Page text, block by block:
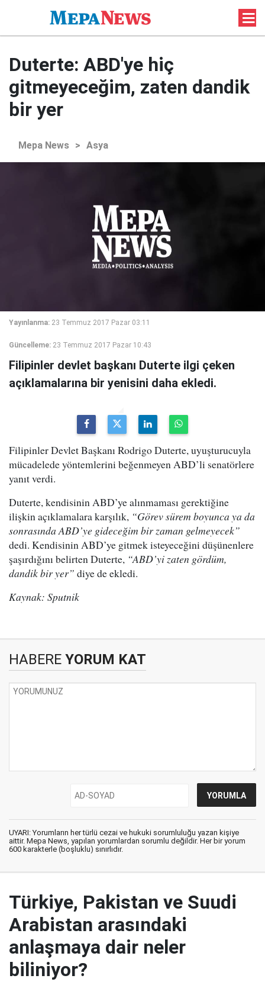
Duterte: ABD'ye hiç
gitmeyeceğim, zaten dandik
bir yer
Mepa News > Asya
Yayınlanma: 23 Temmuz 2017 Pazar 03:11
Güncelleme: 23 Temmuz 2017 Pazar 10:43
Filipinler devlet başkanı Duterte ilgi çeken
açıklamalarına bir yenisini daha ekledi.
Filipinler Devlet Başkanı Rodrigo Duterte, uyuşturucuyla
mücadelede yöntemlerini beğenmeyen ABD’li senatörlere
yanıt verdi.
Duterte, kendisinin ABD’ye alınmaması gerektiğine
ilişkin açıklamalara karşılık, “Görev sürem boyunca ya da
sonrasında ABD’ye gideceğim bir zaman gelmeyecek”
dedi. Kendisinin ABD’ye gitmek isteyeceğini düşünenlere
şaşırdığını belirten Duterte, “ABD’yi zaten gördüm,
dandik bir yer” diye de ekledi.
Kaynak: Sputnik
HABERE YORUM KAT
UYARI: Yorumların her türlü cezai ve hukuki sorumluluğu yazan kişiye
aittir. Mepa News, yapılan yorumlardan sorumlu değildir. Her bir yorum
600 karakterle (boşluklu) sınırlıdır.
Türkiye, Pakistan ve Suudi
Arabistan arasındaki
anlaşmaya dair neler
biliniyor?